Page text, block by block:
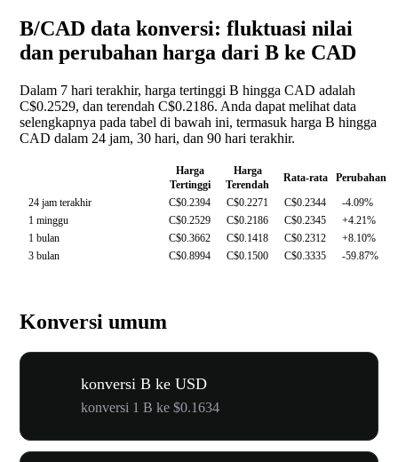
B/CAD data konversi: fluktuasi nilai
dan perubahan harga dari B ke CAD
Dalam 7 hari terakhir, harga tertinggi B hingga CAD adalah
C$0.2529, dan terendah C$0.2186. Anda dapat melihat data
selengkapnya pada tabel di bawah ini, termasuk harga B hingga
CAD dalam 24 jam, 30 hari, dan 90 hari terakhir.
Harga
Tertinggi
Harga
Terendah
Rata-rata
Perubahan
24 jam terakhir
C$0.2394 C$0.2271 C$0.2344
-4.09%
1 minggu
C$0.2529 C$0.2186 C$0.2345
+4.21%
1 bulan
C$0.3662 C$0.1418 C$0.2312
+8.10%
3 bulan
C$0.8994 C$0.1500 C$0.3335 -59.87%
Konversi umum
konversi B ke USD
konversi 1 B ke $0.1634